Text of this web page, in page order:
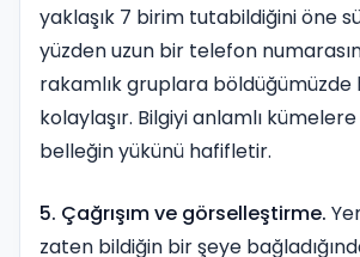
yaklaşık 7 birim tutabildiğini öne
yüzden uzun bir telefon
rakamlık gruplara böldüğümüzde
kolaylaşır. Bilgiyi anlamlı
belleğin yükünü hafifletir.
5. Çağrışım ve görselleştirme.
zaten bildiğin bir şeye